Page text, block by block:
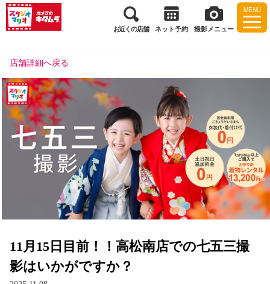
MENU
お近くの店舗 ネット予約 撮影メニュー
店舗詳細へ戻る
11月15日目前！！高松南店での七五三撮
影はいかがですか？